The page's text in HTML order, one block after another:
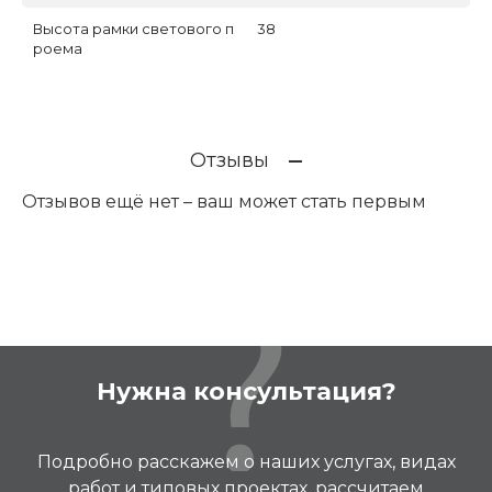
Высота рамки светового п
роема
38
Отзывы
Отзывов ещё нет – ваш может стать первым
Нужна консультация?
Подробно расскажем о наших услугах, видах
работ и типовых проектах, рассчитаем